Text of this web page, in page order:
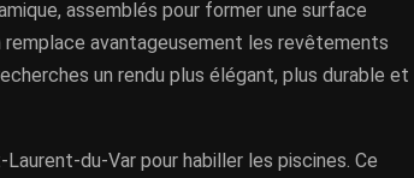
assemblés pour former une surface
avantageusement les revêtements
un rendu plus élégant, plus durable et
du-Var pour habiller les piscines. Ce